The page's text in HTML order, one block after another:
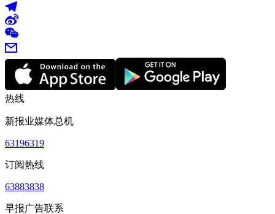
热线
新报业媒体总机
63196319
订阅热线
63883838
早报广告联系